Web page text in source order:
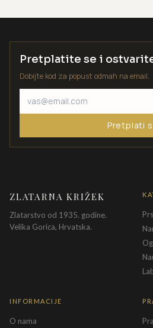
Pretplatite se i
Dobijte kod za popust odmah na email.
Pretplati
ZLATARNA KRIŽEK
Zlatarstvo od 1935. godine.
Velika Gorica, Hrvatska.
INFORMACIJE
O nama